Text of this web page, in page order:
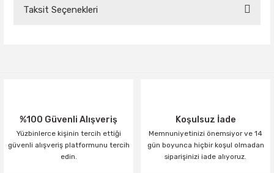
Taksit Seçenekleri
%100 Güvenli Alışveriş
Yüzbinlerce kişinin tercih ettiği
güvenli alışveriş platformunu tercih
edin.
Koşulsuz İade
Memnuniyetinizi önemsiyor ve 14
gün boyunca hiçbir koşul olmadan
siparişinizi iade alıyoruz.